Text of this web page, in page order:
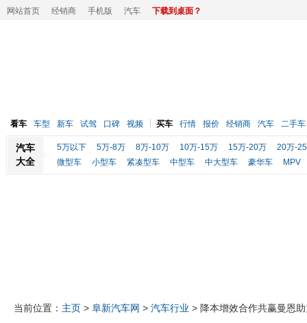
网站首页 经销商 手机版 汽车 下载到桌面？
看车 车型 新车 试驾 口碑 视频 买车 行情 报价 经销商 汽车 二手车
汽车
大全
5万以下 5万-8万 8万-10万 10万-15万 15万-20万
20万-
微型车
小型车 紧凑型车 中型车 中大型车 豪华车 MPV
当前位置： 主页 > 阜新汽车网 > 汽车行业 > 降本增效合作共赢曼恩